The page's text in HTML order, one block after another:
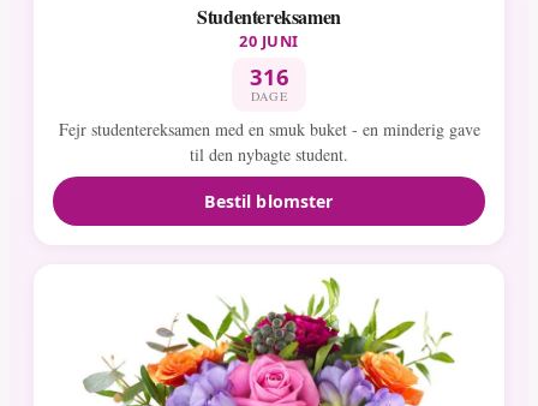
Studentereksamen
20 JUNI
316
DAGE
Fejr studentereksamen med en smuk buket - en minderig gave
til den nybagte student.
Bestil blomster